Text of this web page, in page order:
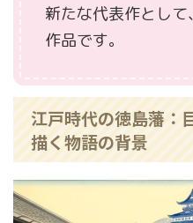
新たな代表作とし
作品です。
江戸時代の徳島藩：
描く物語の背景